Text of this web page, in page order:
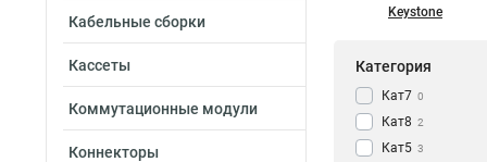
Кабельные сборки
Кассеты
Коммутационные модули
Коннекторы
Keystone
Категория
Кат7 0
Кат8 2
Кат5 3